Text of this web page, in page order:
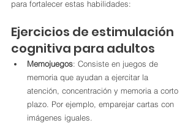
para fortalecer estas habilidades:
Ejercicios de estimulación
cognitiva para adultos
Memojuegos: Consiste en juegos de
memoria que ayudan a ejercitar la
atención, concentración y memoria a corto
plazo. Por ejemplo, emparejar cartas con
imágenes iguales.